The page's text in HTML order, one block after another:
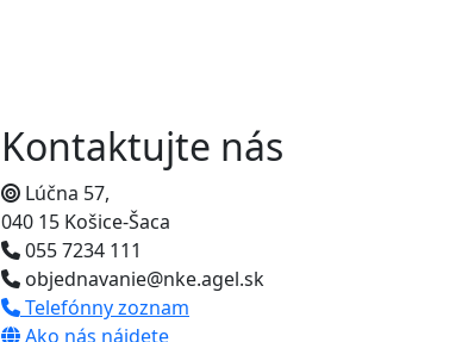
Kontaktujte nás
Lúčna 57,
040 15 Košice-Šaca
055 7234 111
objednavanie@nke.agel.sk
Telefónny zoznam
Ako nás nájdete